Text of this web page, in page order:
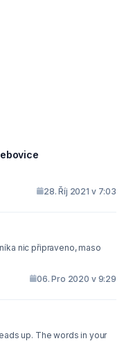
28. Říj 2021 v 7:03
nic připraveno, maso
06. Pro 2020 v 9:29
up. The words in your